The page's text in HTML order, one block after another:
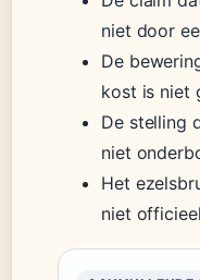
niet door
De
kost is niet
De stelling
niet
Het
niet